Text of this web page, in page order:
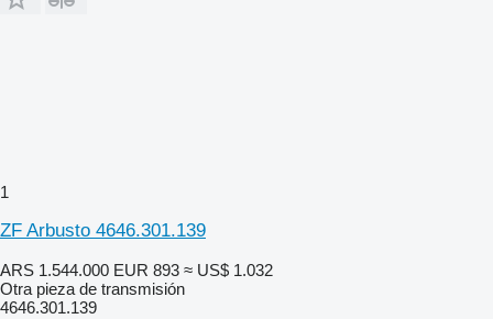
1
ZF Arbusto 4646.301.139
ARS 1.544.000 EUR 893 ≈ US$ 1.032
Otra pieza de transmisión
4646.301.139